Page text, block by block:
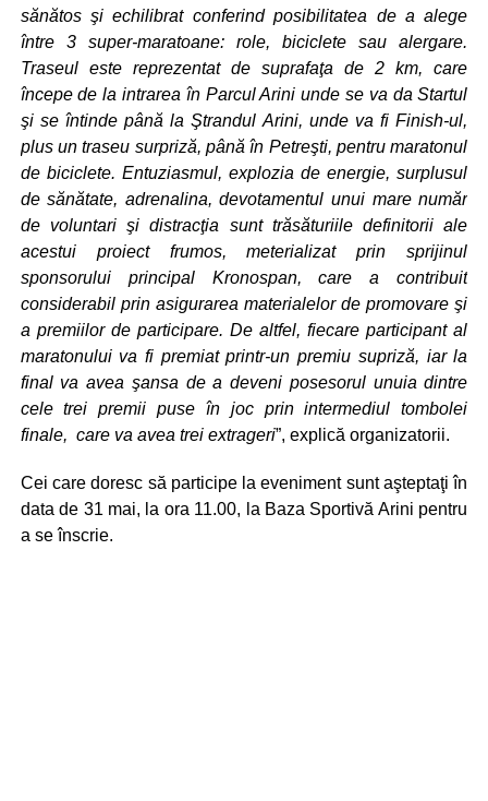
sănătos şi echilibrat conferind posibilitatea de a alege
între 3 super-maratoane: role, biciclete sau alergare.
Traseul este reprezentat de suprafaţa de 2 km, care
începe de la intrarea în Parcul Arini unde se va da Startul
şi se întinde până la Ştrandul Arini, unde va fi Finish-ul,
plus un traseu surpriză, până în Petreşti, pentru maratonul
de biciclete. Entuziasmul, explozia de energie, surplusul
de sănătate, adrenalina, devotamentul unui mare număr
de voluntari şi distracţia sunt trăsăturiile definitorii ale
acestui proiect frumos, meterializat prin sprijinul
sponsorului principal Kronospan, care a contribuit
considerabil prin asigurarea materialelor de promovare şi
a premiilor de participare. De altfel, fiecare participant al
maratonului va fi premiat printr-un premiu supriză, iar la
final va avea şansa de a deveni posesorul unuia dintre
cele trei premii puse în joc prin intermediul tombolei
finale, care va avea trei extrageri”, explică organizatorii.
Cei care doresc să participe la eveniment sunt aşteptaţi în
data de 31 mai, la ora 11.00, la Baza Sportivă Arini pentru
a se înscrie.